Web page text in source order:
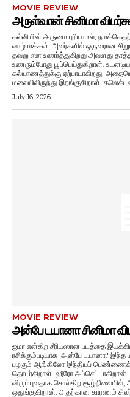
MOVIE REVIEW
அருள்வான் சினிமா
கல்வியின் அருமை புரியாமல்,
வாழ் மக்கள். அவர்களில் ஒருவரான
தவறு என உணர்த்துகிறது அவளது தாத்தாவின் மரணம்.
உணரும்போது பூப்பெய்துகிறாள்.
கல்யாணத்துக்கு ஏற்பாடாகிறது.
மலையிலிருந்து இறங்குகிறாள்.
July 16, 2026
MOVIE REVIEW
அன்பே டயானா சினிமா
ஜமா என்கிற சீரியஸான படத்தை
ரசிக்கும்படியாக 'அன்பே டயானா.' இந்த மதத்தைச் சேர்ந்த ஹீரோ தன்னுடன் நட்பாகப்
பழகும் ஆங்கிலோ இந்தியப் பெண்ணைக்
தொடர்கிறாள். ஹீரோ
விரும்புவதாக சொல்கிற
ஒதுங்குகிறான். அதற்கான காரணம்